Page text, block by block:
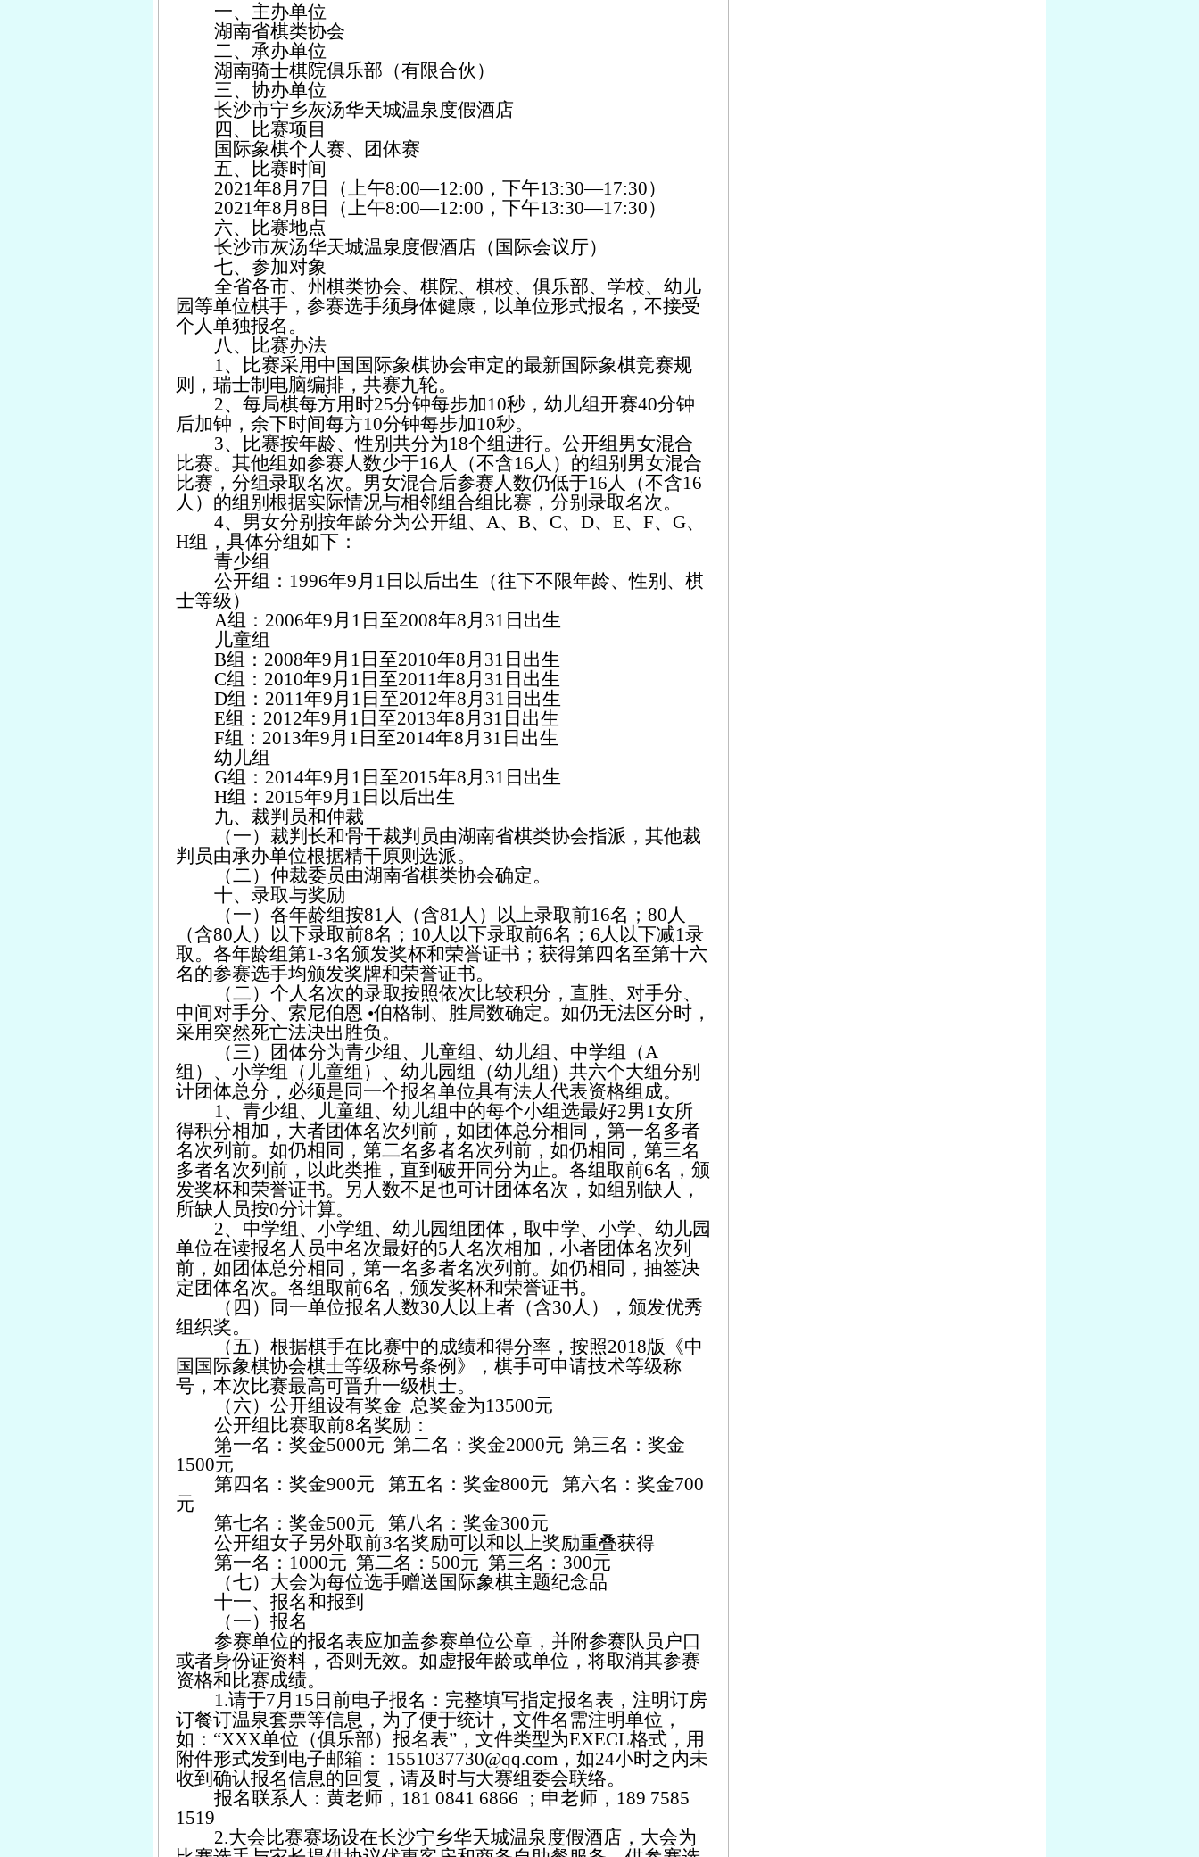
一、主办单位
湖南省棋类协会
二、承办单位
湖南骑士棋院俱乐部（有限合伙 ）
三、协办单位
长沙市宁乡灰汤华天城温泉度假酒店
四、比赛项目
国际象棋个人赛、团体赛
五、比赛时间
2021年8月7日（上午8:00—12:00，下午13:30—17:30）
2021年8月8日（上午8:00—12:00，下午13:30—17:30）
六、比赛地点
长沙市灰汤华天城温泉度假酒店（ 国际会议厅）
七、参加对象
全省各市、州棋类协会、棋院、棋校、俱乐部、学校、幼儿
园等单位棋手，参赛选手须身体健康，以单位形式报名，不接受
个人单独报名。
八、比赛办法
1、比赛采用中国国际象棋协会审定的最新国际象棋竞赛规
则，瑞士制电脑编排，共赛九轮。
2、每局棋每方用时25分钟每步加10秒，幼儿组开赛40分钟
后加钟，余下时间每方10分钟每步加10秒。
3、比赛按年龄、性别共分为18个组进行。公开组男女混合
比赛。其他组如参赛人数少于16人（不含16人）的组别男女混合
比赛，分组录取名次。男女混合后参赛人数仍低于16人（不含16
人）的组别根据实际情况与相邻组合组比赛，分别录取名次。
4、男女分别按年龄分为公开组、A、B、C、D、E、F、G、
H组，具体分组如下：
青少组
公开组：1996年9月1日以后出生（往下不限年龄、性别、棋
士等级）
A组：2006年9月1日至2008年8月31日出生
儿童组
B组：2008年9月1日至2010年8月31日出生
C组：2010年9月1日至2011年8月31日出生
D组：2011年9月1日至2012年8月31日出生
E组：2012年9月1日至2013年8月31日出生
F组：2013年9月1日至2014年8月31日出生
幼儿组
G组：2014年9月1日至2015年8月31日出生
H组：2015年9月1日以后出生
九、裁判员和仲裁
（一）裁判长和骨干裁判员由湖南省棋类协会指派，其他裁
判员由承办单位根据精干原则选派。
（二）仲裁委员由湖南省棋类协会确定。
十、录取与奖励
（一）各年龄组按81人（含81人）以上录取前16名；80人
（含80人）以下录取前8名；10人以下录取前6名；6人以下减1录
取。各年龄组第1-3名颁发奖杯和荣誉证书；获得第四名至第十六
名的参赛选手均颁发奖牌和荣誉证书。
（二）个人名次的录取按照依次比较积分，直胜、对手分、
中间对手分、索尼伯恩 •伯格制、胜局数确定。如仍无法区分时，
采用突然死亡法决出胜负 。
（三）团体分为青少组、
儿童组、幼儿组、 中学组（A
组 ）、小学组（儿童组）、幼儿园组（幼儿组 ） 共六个大组分别
计团体总分，必须是同一个报名单位具有法人代表资格组成。
1、 青少组、 儿童组、幼儿组中的每个小组选最好2男 1女所
得积分相加 ， 大者团体名次列前，如团体总分相同，第一名多者
名次列前。如仍相同， 第二名多者名次列前， 如仍相同， 第三名
多者名次列前，以此类推，直到破开同分为止。各组取前6名，颁
发奖杯和荣誉证书。另人数不足也可计团体名次， 如组别缺人，
所缺人员按0分计算。
2、 中学组、小学组、幼儿园组团体，取中学、小学、幼儿园
单位在读报名人员中名次最好的5人名次相加， 小者团体名次列
前，如团体总分相同，第一名多者名次列前。如仍相同，抽签决
定团体名次。各组取前6名，颁发奖杯和荣誉证书。
（四）同一单位报名人数30人以上者（含30人），颁发优秀
组织奖。
（五）根据棋手在比赛中的成绩和得分率，按照2018版《中
国国际象棋协会棋士等级称号条例》，棋手可申请技术等级称
号，本次比赛最高可晋升一级棋士。
（六）公开组设有奖金 总奖金为13500元
公开组比赛取前8名奖励：
第一名：奖金5000元 第二名：奖金2000元 第三名：奖金
1500元
第四名：奖金900元 第五名：奖金800元 第六名：奖金700
元
第七名：奖金500元 第八名：奖金300元
公开组女子另外取前3名奖励可以和以上奖励重叠获得
第一名：1000元 第二名：500元 第三名：300元
（七）大会为每位选手赠送国际象棋主题纪念品
十一、报名和报到
（一）报名
参赛单位的报名表应加盖参赛单位公章，并附参赛队员户口
或者身份证资料，否则无效。如虚报年龄或单位，将取消其参赛
资格和比赛成绩。
1.请于7月15日前电子报名：完整填写指定报名表，注明订房
订餐订温泉套票等信息，为了便于统计，文件名需注明单位，
如：“XXX单位（俱乐部）报名表”，文件类型为EXECL格式，用
附件形式发到电子邮箱：
1551037730@qq.com，如24小时之内未
收到确认报名信息的回复，请及时与大赛组委会联络。
报名联系人：黄老师，181 0841 6866 ； 申老师，189 7585
1519
2.大会比赛赛场设在长沙宁乡华天城温泉度假酒店，大会为